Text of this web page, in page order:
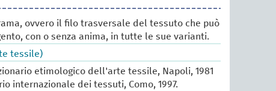
ovvero il filo trasversale del tessuto che può
con o senza anima, in tutte le sue varianti.
tessile)
etimologico dell'arte tessile, Napoli, 1981
internazionale dei tessuti, Como, 1997.